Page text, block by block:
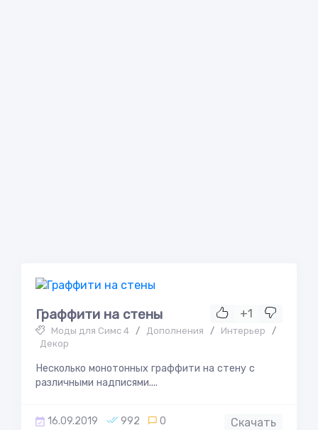
+1
Граффити на стены
Моды для Симс 4 / Дополнения / Интерьер
/
Декор
Несколько монотонных граффити на стену с
различными надписями....
16.09.2019 992 0 Скачать